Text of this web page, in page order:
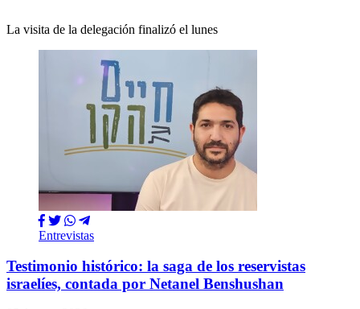
La visita de la delegación finalizó el lunes
Entrevistas
Testimonio histórico: la saga de los reservistas
israelíes, contada por Netanel Benshushan